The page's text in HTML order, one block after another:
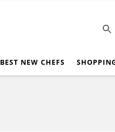
BEST NEW CHEFS